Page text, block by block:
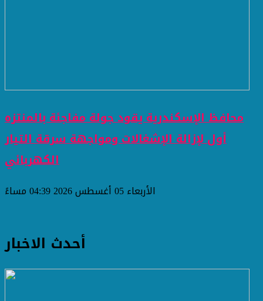
محافظ الإسكندرية يقود جولة مفاجئة بالمنتزه
أول لإزالة الإشغالات ومواجهة سرقة التيار
الكهربائي
الأربعاء 05 أغسطس 2026 04:39 مساءً
أحدث الاخبار